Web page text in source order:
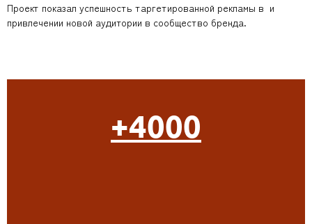
Проект показал успешность таргетированной рекламы в и
привлечении новой аудитории в сообщество бренда.
+4000